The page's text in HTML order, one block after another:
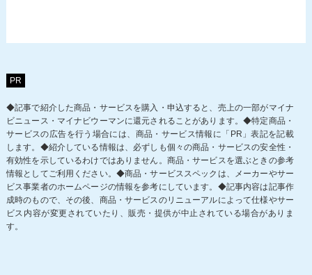
PR
◆記事で紹介した商品・サービスを購入・申込すると、売上の一部がマイナ
ビニュース・マイナビウーマンに還元されることがあります。◆特定商品・
サービスの広告を行う場合には、商品・サービス情報に「PR」表記を記載
します。◆紹介している情報は、必ずしも個々の商品・サービスの安全性・
有効性を示しているわけではありません。商品・サービスを選ぶときの参考
情報としてご利用ください。◆商品・サービススペックは、メーカーやサー
ビス事業者のホームページの情報を参考にしています。◆記事内容は記事作
成時のもので、その後、商品・サービスのリニューアルによって仕様やサー
ビス内容が変更されていたり、販売・提供が中止されている場合がありま
す。